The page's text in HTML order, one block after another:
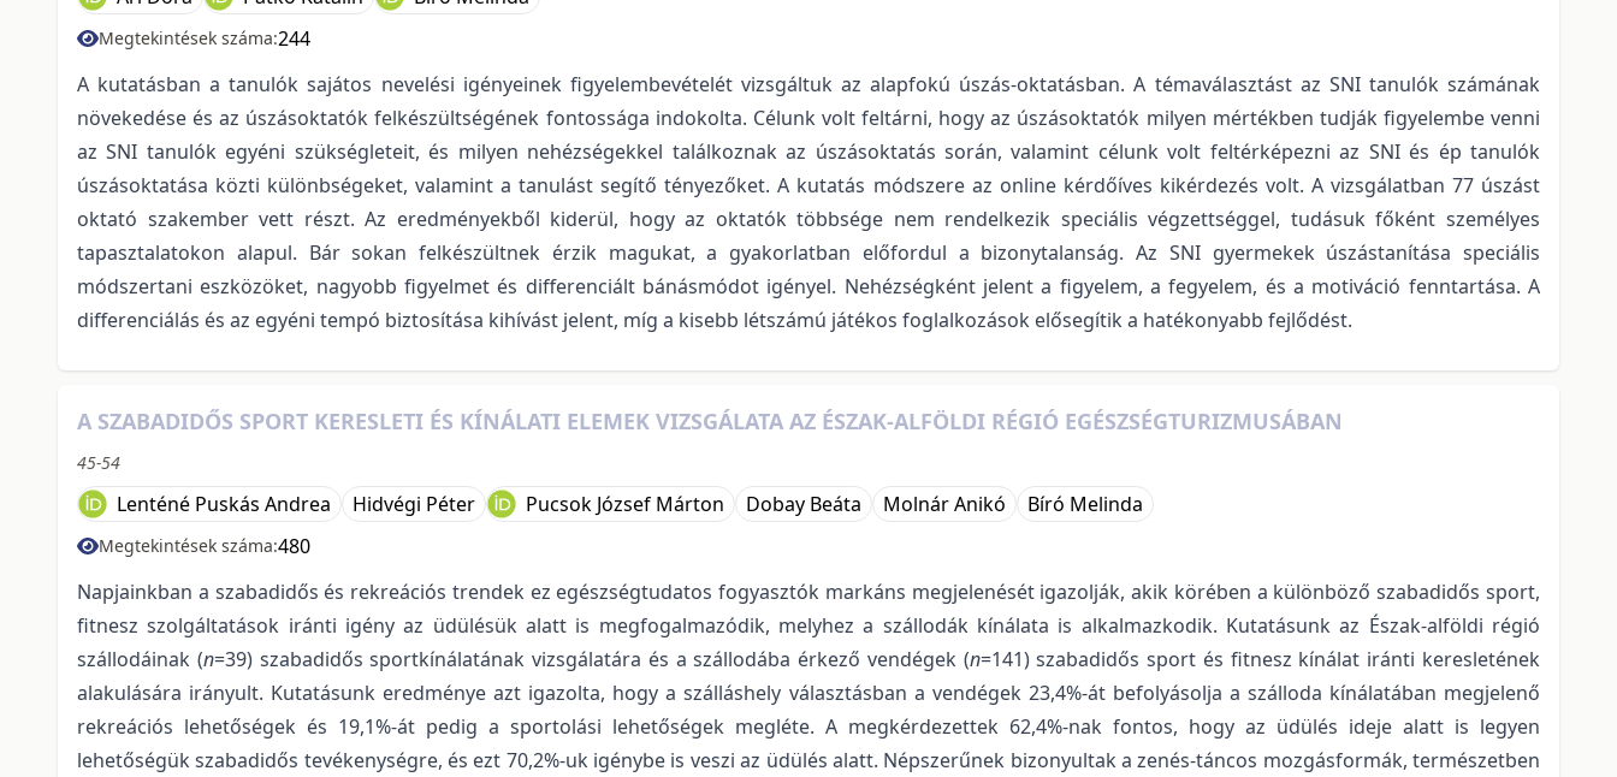
Megtekintések száma:244
A kutatásban a tanulók sajátos nevelési igényeinek figyelembevételét vizsgáltuk az alapfokú úszás-oktatásban. A témaválasztást az SNI tanulók számának
növekedése és az úszásoktatók felkészültségének fontossága indokolta. Célunk volt feltárni, hogy az úszásoktatók milyen mértékben tudják figyelembe venni
az SNI tanulók egyéni szükségleteit, és milyen nehézségekkel találkoznak az úszásoktatás során, valamint célunk volt feltérképezni az SNI és ép tanulók
úszásoktatása közti különbségeket, valamint a tanulást segítő tényezőket. A kutatás módszere az online kérdőíves kikérdezés volt. A vizsgálatban 77 úszást
oktató szakember vett részt. Az eredményekből kiderül, hogy az oktatók többsége nem rendelkezik speciális végzettséggel, tudásuk főként személyes
tapasztalatokon alapul. Bár sokan felkészültnek érzik magukat, a gyakorlatban előfordul a bizonytalanság. Az SNI gyermekek úszástanítása speciális
módszertani eszközöket, nagyobb figyelmet és differenciált bánásmódot igényel. Nehézségként jelent a figyelem, a fegyelem, és a motiváció fenntartása. A
differenciálás és az egyéni tempó biztosítása kihívást jelent, míg a kisebb létszámú játékos foglalkozások elősegítik a hatékonyabb fejlődést.
A SZABADIDŐS SPORT KERESLETI ÉS KÍNÁLATI ELEMEK VIZSGÁLATA AZ ÉSZAK-ALFÖLDI RÉGIÓ EGÉSZSÉGTURIZMUSÁBAN
45-54
Lenténé Puskás Andrea Hidvégi Péter Pucsok József Márton Dobay Beáta Molnár Anikó Bíró Melinda
Megtekintések száma:480
Napjainkban a szabadidős és rekreációs trendek ez egészségtudatos fogyasztók markáns megjelenését igazolják, akik körében a különböző szabadidős sport,
fitnesz szolgáltatások iránti igény az üdülésük alatt is megfogalmazódik, melyhez a szállodák kínálata is alkalmazkodik. Kutatásunk az Észak-alföldi régió
szállodáinak (n=39) szabadidős sportkínálatának vizsgálatára és a szállodába érkező vendégek (n=141) szabadidős sport és fitnesz kínálat iránti keresletének
alakulására irányult. Kutatásunk eredménye azt igazolta, hogy a szálláshely választásban a vendégek 23,4%-át befolyásolja a szálloda kínálatában megjelenő
rekreációs lehetőségek és 19,1%-át pedig a sportolási lehetőségek megléte. A megkérdezettek 62,4%-nak fontos, hogy az üdülés ideje alatt is legyen
lehetőségük szabadidős tevékenységre, és ezt 70,2%-uk igénybe is veszi az üdülés alatt. Népszerűnek bizonyultak a zenés-táncos mozgásformák, természetben